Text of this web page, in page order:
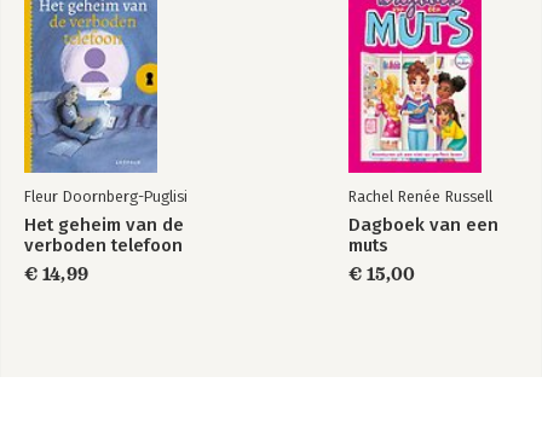
Fleur Doornberg-Puglisi
Het geheim van de
verboden telefoon
€ 14,99
Rachel Renée Russell
Dagboek van een
muts
€ 15,00